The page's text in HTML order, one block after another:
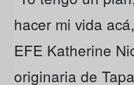
hacer mi vida
EFE Katherine
originaria de